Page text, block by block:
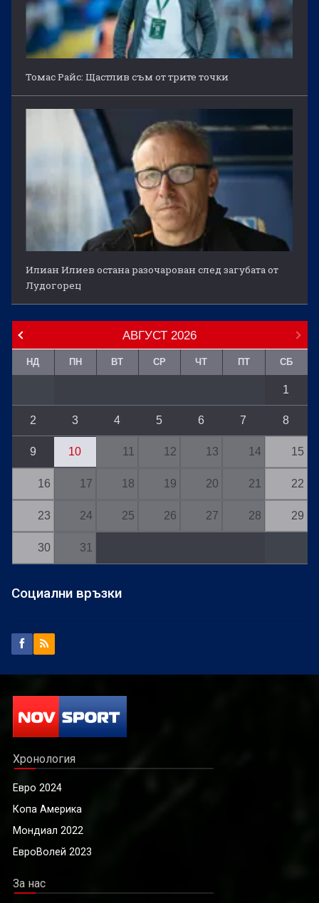
Томас Райс: Щастлив съм от трите точки
Илиан Илиев остана разочарован след загубата от
Лудогорец
АВГУСТ 2026
НД ПН ВТ СР ЧТ ПТ СБ
1
2 3 4 5 6 7 8
9 10 11 12 13 14 15
16 17 18 19 20 21 22
23 24 25 26 27 28 29
30 31
Социални връзки
Хронология
Евро 2024
Копа Америка
Мондиал 2022
ЕвроВолей 2023
За нас